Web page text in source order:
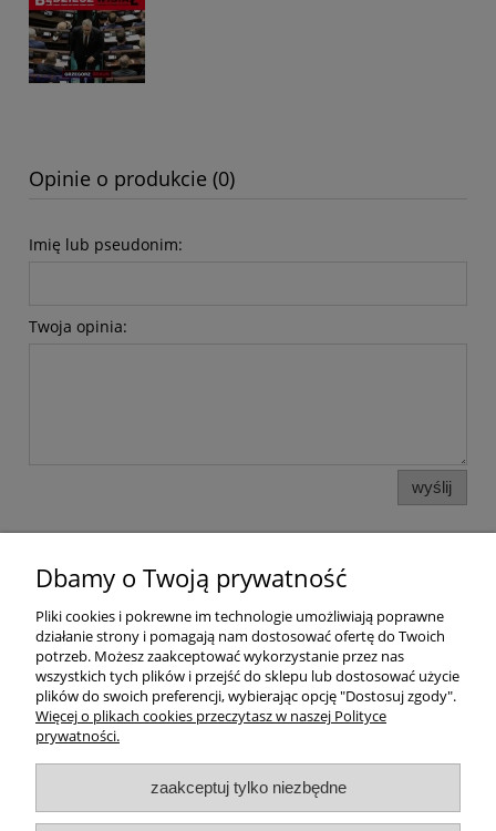
Opinie o produkcie (0)
Imię lub pseudonim:
Twoja opinia:
wyślij
Pomoc
Dostawa
Moje konto
O firmie
Dbamy o Twoją prywatność
Pliki cookies i pokrewne im technologie umożliwiają poprawne
działanie strony i pomagają nam dostosować ofertę do Twoich
potrzeb. Możesz zaakceptować wykorzystanie przez nas
wszystkich tych plików i przejść do sklepu lub dostosować użycie
plików do swoich preferencji, wybierając opcję "Dostosuj zgody".
Więcej o plikach cookies przeczytasz w naszej Polityce
prywatności.
zaakceptuj tylko niezbędne